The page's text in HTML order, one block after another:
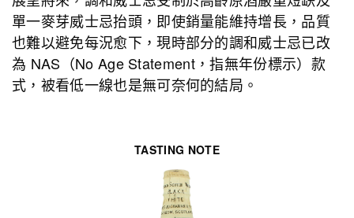
單一麥芽威士忌抬頭，即使銷量能維持增長，品質
也難以避免每況愈下，現時部分的調和威士忌已改
為 NAS（No Age Statement，指無年份標示）款
式，被看低一線也是無可奈何的結局。
TASTING NOTE